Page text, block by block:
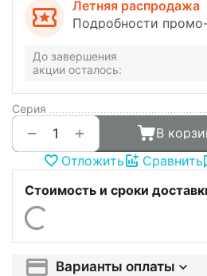
Летняя распродажа
Подробности
До завершения
акции осталось:
Серия
+
−
В
Отложить
Сравнить
Стоимость и сроки
Варианты оплаты